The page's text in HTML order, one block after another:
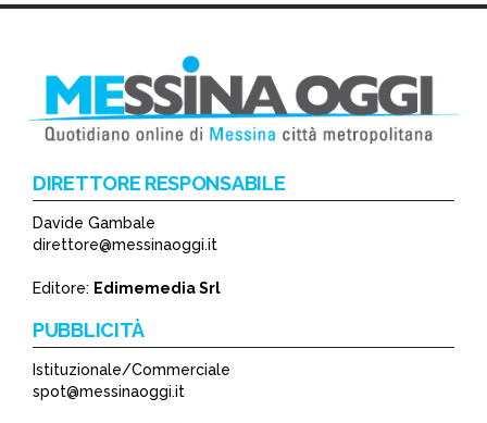
DIRETTORE RESPONSABILE
Davide Gambale
direttore@messinaoggi.it
Editore: Edimemedia Srl
PUBBLICITÀ
Istituzionale/Commerciale
spot@messinaoggi.it